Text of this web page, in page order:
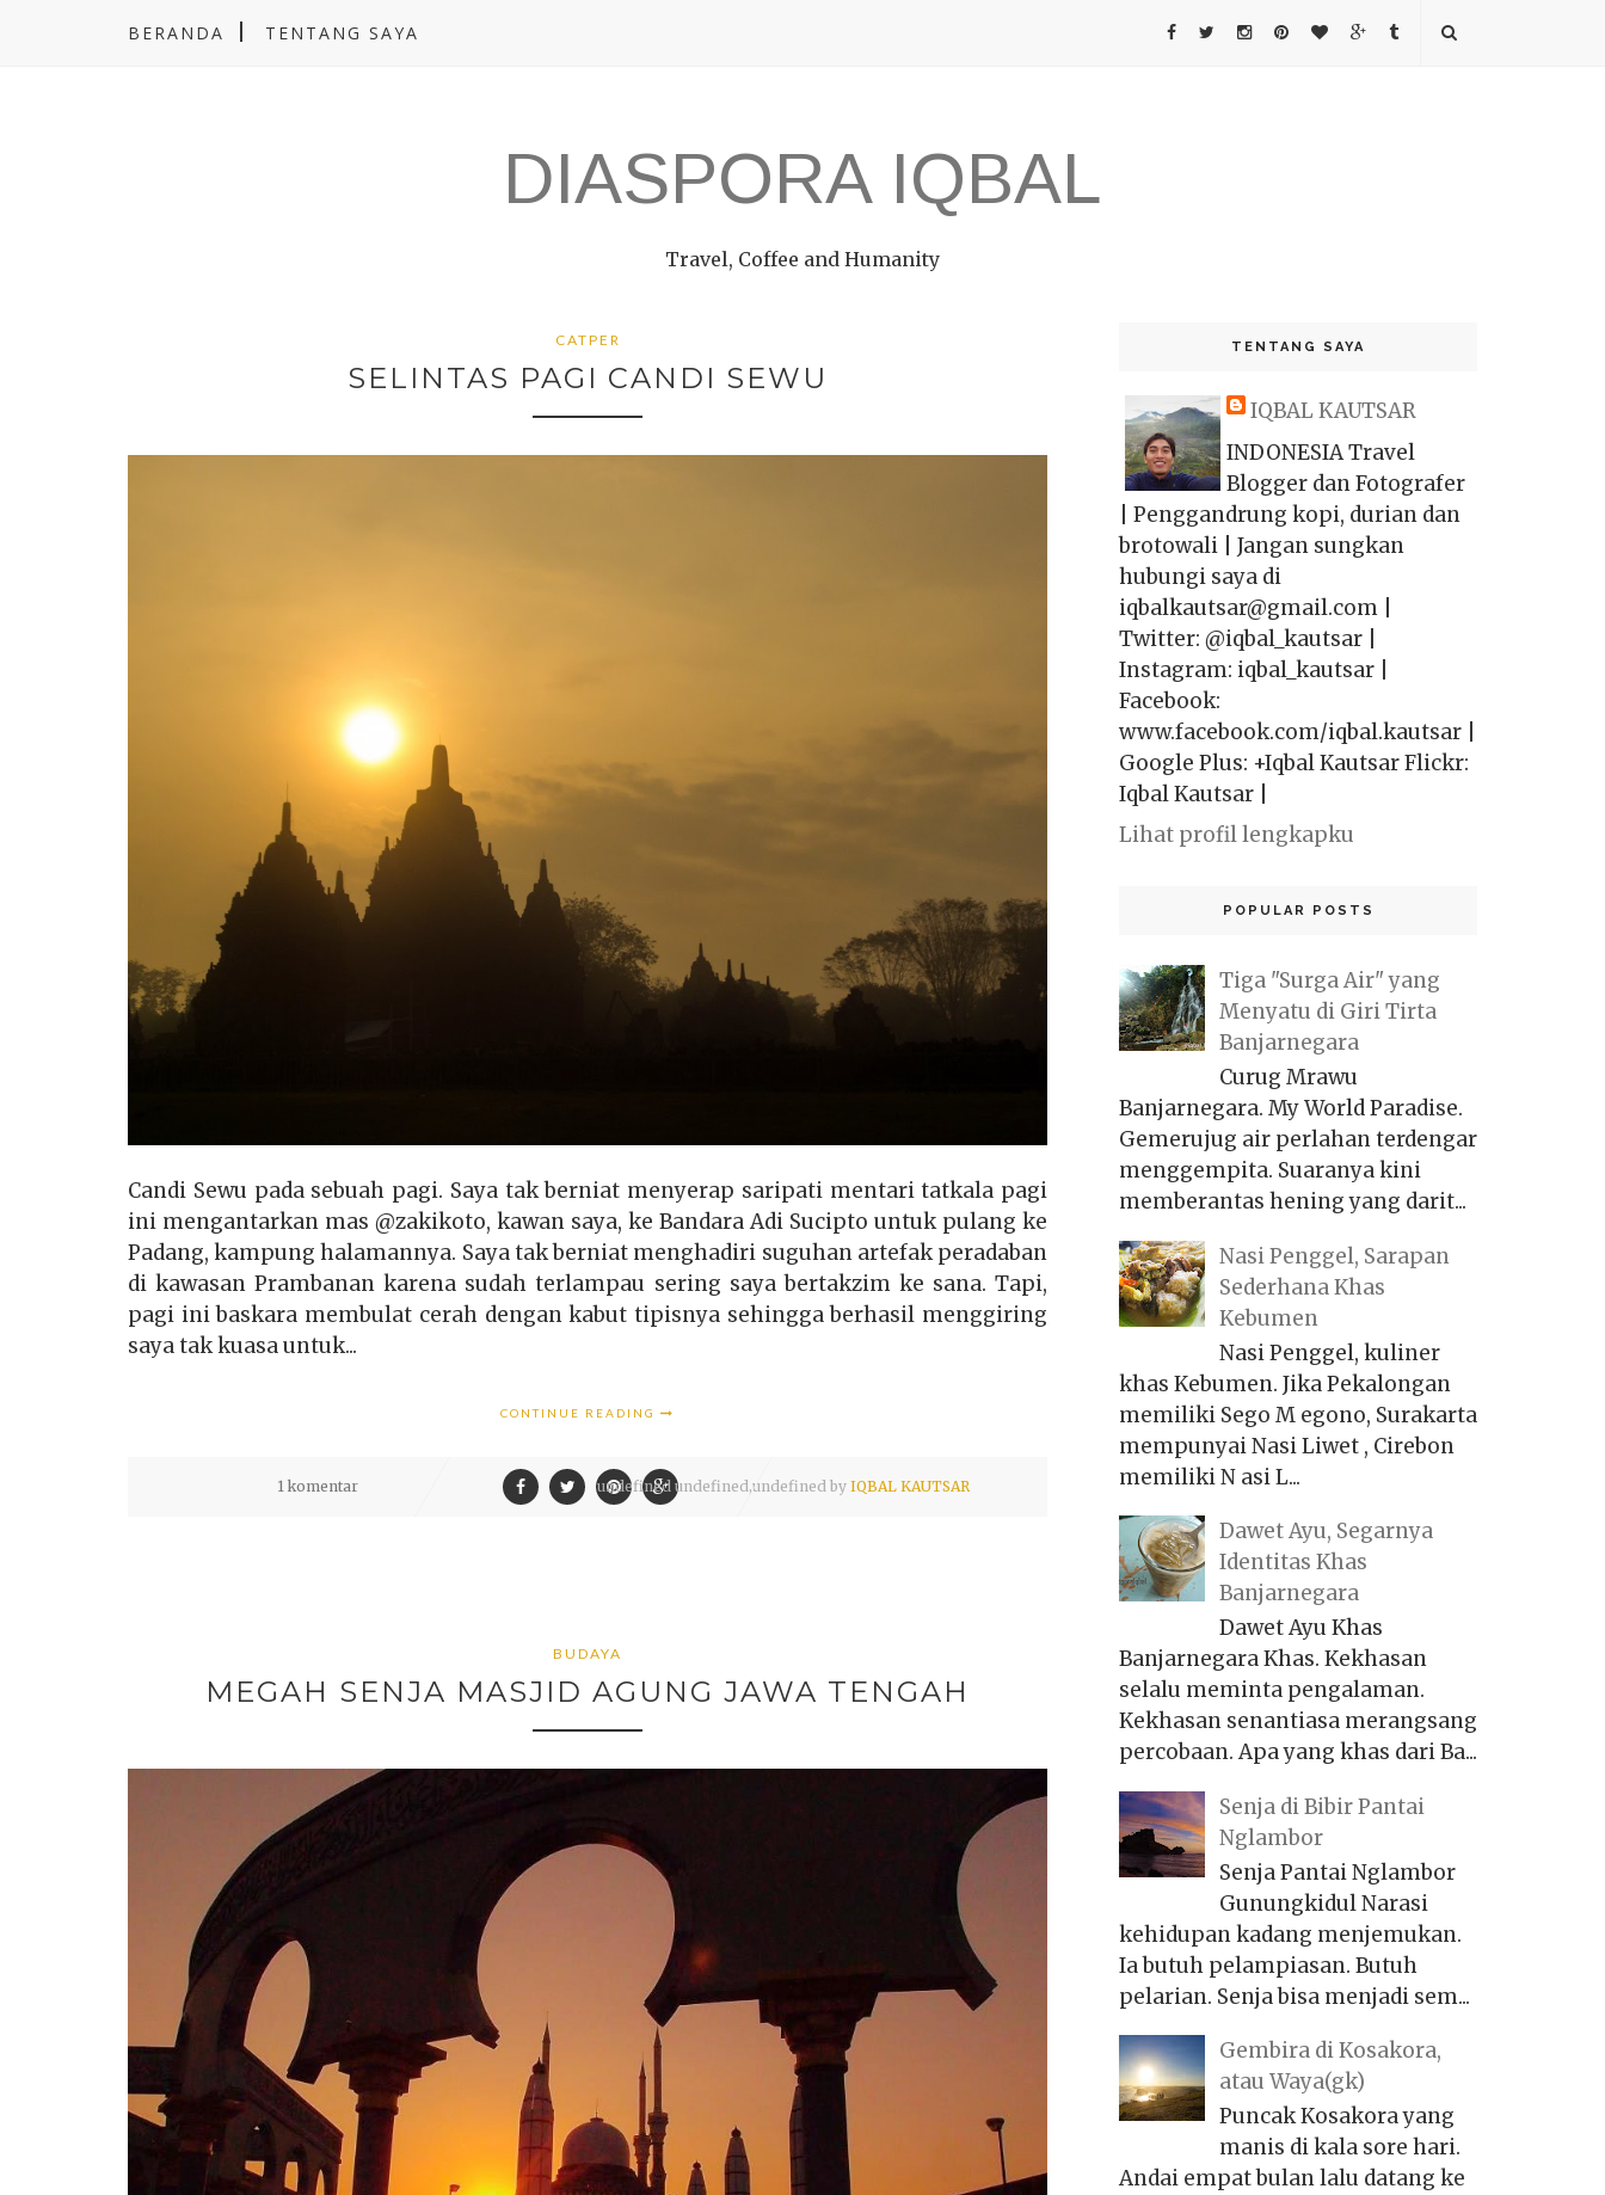
BERANDA TENTANG SAYA
DIASPORA IQBAL
Travel, Coffee and Humanity
CATPER
SELINTAS PAGI CANDI SEWU
Candi Sewu pada sebuah pagi. Saya tak berniat menyerap saripati mentari tatkala pagi
ini mengantarkan mas @zakikoto, kawan saya, ke Bandara Adi Sucipto untuk pulang ke
Padang, kampung halamannya. Saya tak berniat menghadiri suguhan artefak peradaban
di kawasan Prambanan karena sudah terlampau sering saya bertakzim ke sana. Tapi,
pagi ini baskara membulat cerah dengan kabut tipisnya sehingga berhasil menggiring
saya tak kuasa untuk...
CONTINUE READING
1 komentar undefined undefined,undefined by IQBAL KAUTSAR
BUDAYA
MEGAH SENJA MASJID AGUNG JAWA TENGAH
TENTANG SAYA
IQBAL KAUTSAR
INDONESIA Travel
Blogger dan Fotografer
| Penggandrung kopi, durian dan
brotowali | Jangan sungkan
hubungi saya di
iqbalkautsar@gmail.com |
Twitter: @iqbal_kautsar |
Instagram: iqbal_kautsar |
Facebook:
www.facebook.com/iqbal.kautsar |
Google Plus: +Iqbal Kautsar Flickr:
Iqbal Kautsar |
Lihat profil lengkapku
POPULAR POSTS
Tiga "Surga Air" yang
Menyatu di Giri Tirta
Banjarnegara
Curug Mrawu
Banjarnegara. My World Paradise.
Gemerujug air perlahan terdengar
menggempita. Suaranya kini
memberantas hening yang darit...
Nasi Penggel, Sarapan
Sederhana Khas
Kebumen
Nasi Penggel, kuliner
khas Kebumen. Jika Pekalongan
memiliki Sego M egono, Surakarta
mempunyai Nasi Liwet , Cirebon
memiliki N asi L...
Dawet Ayu, Segarnya
Identitas Khas
Banjarnegara
Dawet Ayu Khas
Banjarnegara Khas. Kekhasan
selalu meminta pengalaman.
Kekhasan senantiasa merangsang
percobaan. Apa yang khas dari Ba...
Senja di Bibir Pantai
Nglambor
Senja Pantai Nglambor
Gunungkidul Narasi
kehidupan kadang menjemukan.
Ia butuh pelampiasan. Butuh
pelarian. Senja bisa menjadi sem...
Gembira di Kosakora,
atau Waya(gk)
Puncak Kosakora yang
manis di kala sore hari.
Andai empat bulan lalu datang ke